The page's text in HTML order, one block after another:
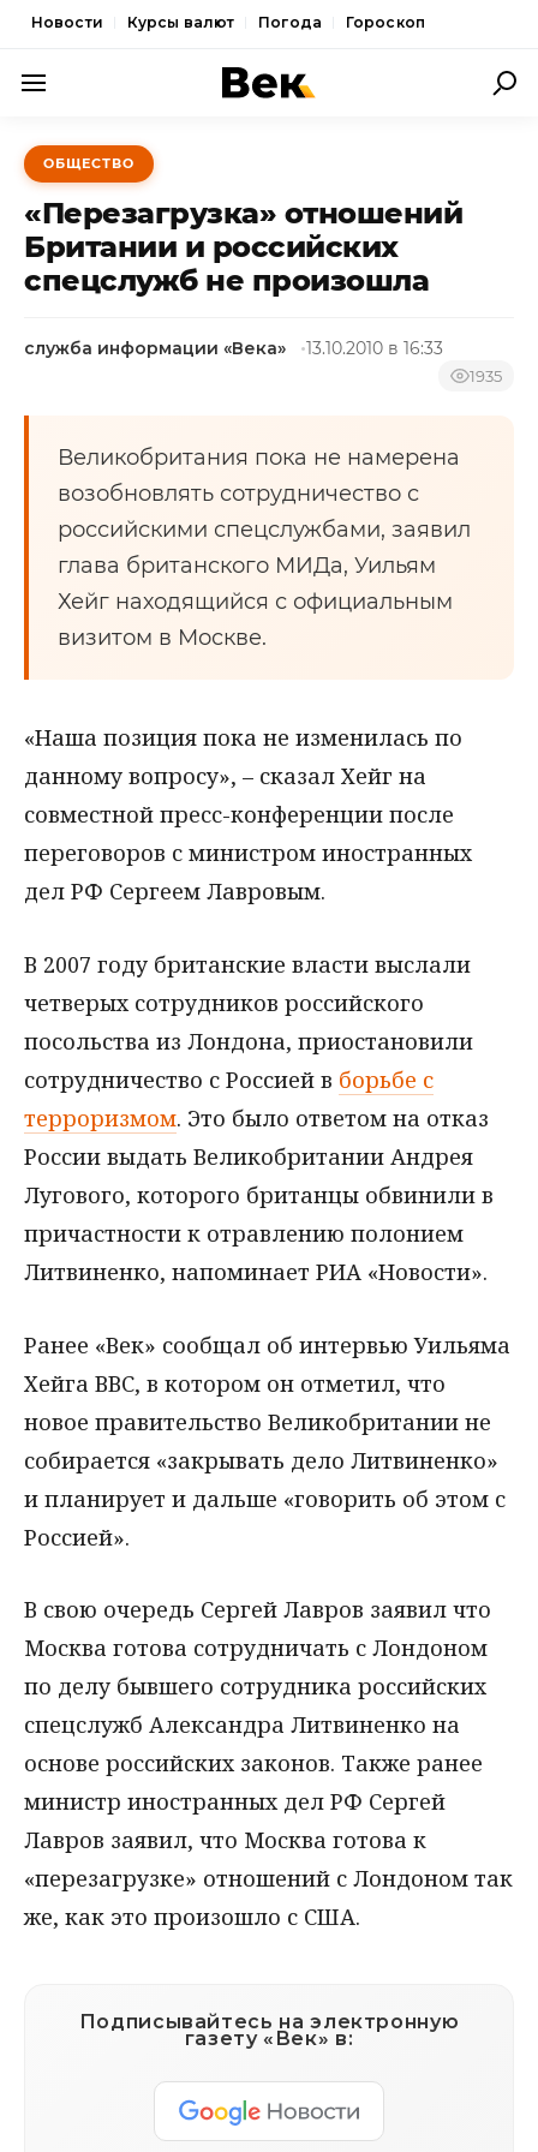
Новости Курсы валют Погода Гороскоп
ПОЛИТИКА
ЭКОНОМИКА
ОБЩЕСТВО
СПОРТ
ОБЩЕСТВО
«Перезагрузка» отношений
Британии и российских
спецслужб не произошла
служба информации «Века» 13.10.2010 в 16:33
1935
Великобритания пока не намерена
возобновлять сотрудничество с
российскими спецслужбами, заявил
глава британского МИДа, Уильям
Хейг находящийся с официальным
визитом в Москве.
«Наша позиция пока не изменилась по
данному вопросу», – сказал Хейг на
совместной пресс-конференции после
переговоров с министром иностранных
дел РФ Сергеем Лавровым.
В 2007 году британские власти выслали
четверых сотрудников российского
посольства из Лондона, приостановили
сотрудничество с Россией в борьбе с
терроризмом. Это было ответом на отказ
России выдать Великобритании Андрея
Лугового, которого британцы обвинили в
причастности к отравлению полонием
Литвиненко, напоминает РИА «Новости».
Ранее «Век» сообщал об интервью Уильяма
Хейга ВВС, в котором он отметил, что
новое правительство Великобритании не
собирается «закрывать дело Литвиненко»
и планирует и дальше «говорить об этом с
Россией».
В свою очередь Сергей Лавров заявил что
Москва готова сотрудничать с Лондоном
по делу бывшего сотрудника российских
спецслужб Александра Литвиненко на
основе российских законов. Также ранее
министр иностранных дел РФ Сергей
Лавров заявил, что Москва готова к
«перезагрузке» отношений с Лондоном так
же, как это произошло с США.
Подписывайтесь на электронную
газету «Век» в: